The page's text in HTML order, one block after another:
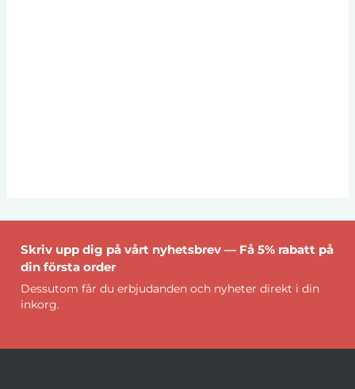
Skriv upp dig på vårt nyhetsbrev — Få 5% rabatt på
din första order
Dessutom får du erbjudanden och nyheter direkt i din
inkorg.